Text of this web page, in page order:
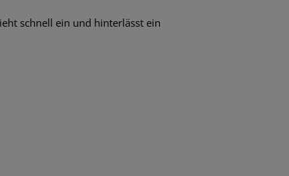
schnell ein und hinterlässt ein